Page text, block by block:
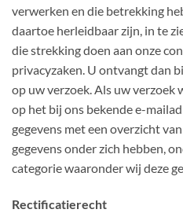
verwerken en die betrekking
daartoe herleidbaar zijn, in te
die strekking doen aan onze
privacyzaken. U ontvangt dan
op uw verzoek. Als uw
op het bij ons bekende e-
gegevens met een overzicht
gegevens onder zich hebben,
categorie waaronder wij deze
Rectificatierecht